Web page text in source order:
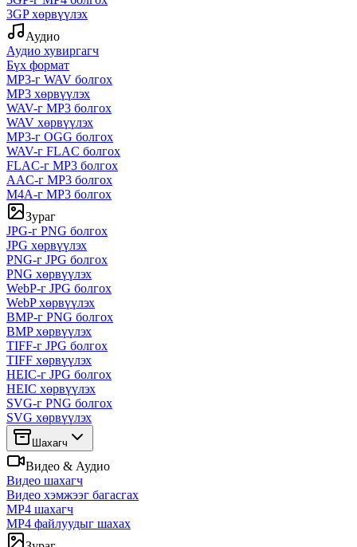
3GP хөрвүүлэх
Аудио
Аудио хувиргагч
Бүх формат
MP3-г WAV болгох
MP3 хөрвүүлэх
WAV-г MP3 болгох
WAV хөрвүүлэх
MP3-г OGG болгох
WAV-г FLAC болгох
FLAC-г MP3 болгох
AAC-г MP3 болгох
M4A-г MP3 болгох
Зураг
JPG-г PNG болгох
JPG хөрвүүлэх
PNG-г JPG болгох
PNG хөрвүүлэх
WebP-г JPG болгох
WebP хөрвүүлэх
BMP-г PNG болгох
BMP хөрвүүлэх
TIFF-г JPG болгох
TIFF хөрвүүлэх
HEIC-г JPG болгох
HEIC хөрвүүлэх
SVG-г PNG болгох
SVG хөрвүүлэх
Шахагч
Видео & Аудио
Видео шахагч
Видео хэмжээг багасгах
MP4 шахагч
MP4 файлуудыг шахах